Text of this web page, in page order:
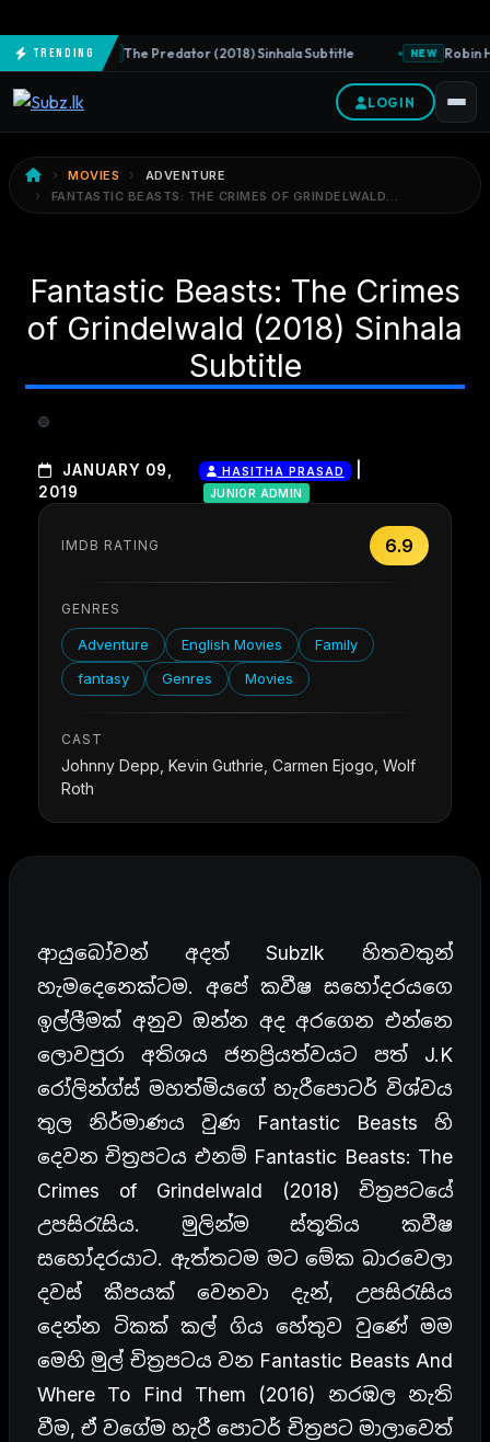
TrendingNEW The Predator (2018) Sinhala Subtitle NEW Robin
LOGIN
MOVIES
ADVENTURE
FANTASTIC BEASTS: THE CRIMES OF GRINDELWALD…
Fantastic Beasts: The Crimes
of Grindelwald (2018) Sinhala
Subtitle
JANUARY 09,
2019
HASITHA PRASAD
JUNIOR ADMIN
IMDB RATING 6.9
GENRES
Adventure English Movies
Family
fantasy
Genres Movies
CAST
Johnny Depp, Kevin Guthrie, Carmen Ejogo, Wolf
Roth
ආයුබෝවන් අදත් Subzlk හිතවතුන්
හැමදෙනෙක්ටම. අපේ කවීෂ සහෝදරයගෙ
ඉල්ලීමක් අනුව ඔන්න අද අරගෙන එන්නෙ
ලොවපුරා අතිශය ජනප්‍රියත්වයට පත් J.K
රෝලින්ග්ස් මහත්මියගේ හැරීපොටර් විශ්වය
තුල නිර්මාණය වුණ Fantastic Beasts හි
දෙවන චිත්‍රපටය එනම් Fantastic Beasts: The
Crimes of Grindelwald (2018) චිත්‍රපටයේ
උපසිරැසිය. මුලින්ම ස්තූතිය කවීෂ
සහෝදරයාට. ඇත්තටම මට මේක බාරවෙලා
දවස් කීපයක් වෙනවා දැන්, උපසිරැසිය
දෙන්න ටිකක් කල් ගිය හේතුව වුණේ මම
මෙහි මුල් චිත්‍රපටය වන Fantastic Beasts And
Where To Find Them (2016) නරඹල නැති
වීම, ඒ වගේම හැරී පොටර් චිත්‍රපට මාලාවෙත්